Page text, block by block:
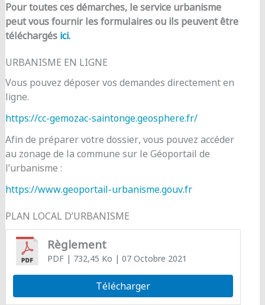
Pour toutes ces démarches, le service urbanisme
peut vous fournir les formulaires ou ils peuvent être
téléchargés ici.
URBANISME EN LIGNE
Vous pouvez déposer vos demandes directement en
ligne.
https://cc-gemozac-saintonge.geosphere.fr/
Afin de préparer votre dossier, vous pouvez accéder
au zonage de la commune sur le Géoportail de
l’urbanisme :
https://www.geoportail-urbanisme.gouv.fr
PLAN LOCAL D’URBANISME
Règlement
PDF| 732,45 Ko | 07 Octobre 2021
Télécharger